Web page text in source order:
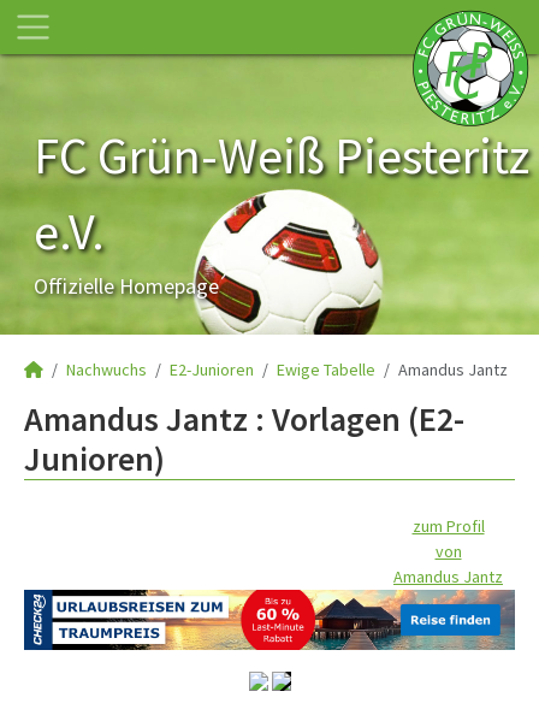
FC Grün-Weiß Piesteritz
e.V.
Offizielle Homepage
Nachwuchs E2-Junioren Ewige Tabelle Amandus Jantz
Amandus Jantz : Vorlagen (E2-
Junioren)
zum Profil
von
Amandus Jantz